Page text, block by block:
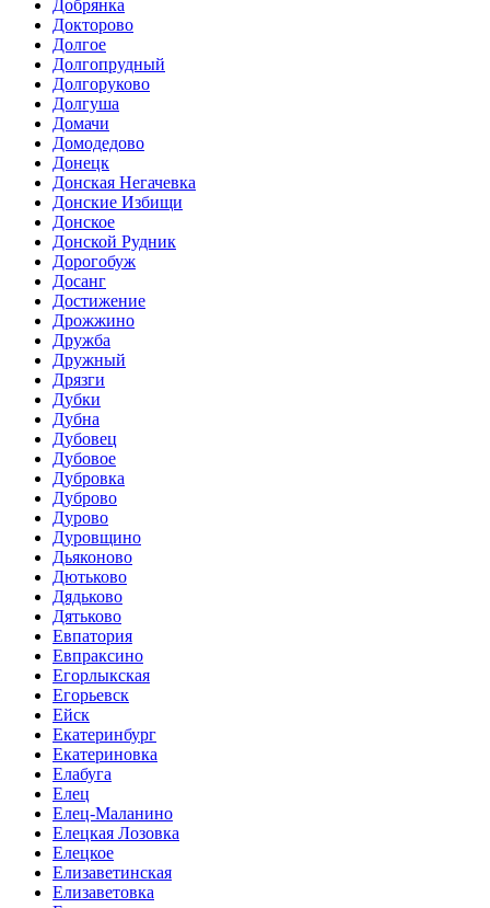
Добрянка
Докторово
Долгое
Долгопрудный
Долгоруково
Долгуша
Домачи
Домодедово
Донецк
Донская Негачевка
Донские Избищи
Донское
Донской Рудник
Дорогобуж
Досанг
Достижение
Дрожжино
Дружба
Дружный
Дрязги
Дубки
Дубна
Дубовец
Дубовое
Дубровка
Дуброво
Дурово
Дуровщино
Дьяконово
Дютьково
Дядьково
Дятьково
Евпатория
Евпраксино
Егорлыкская
Егорьевск
Ейск
Екатеринбург
Екатериновка
Елабуга
Елец
Елец-Маланино
Елецкая Лозовка
Елецкое
Елизаветинская
Елизаветовка